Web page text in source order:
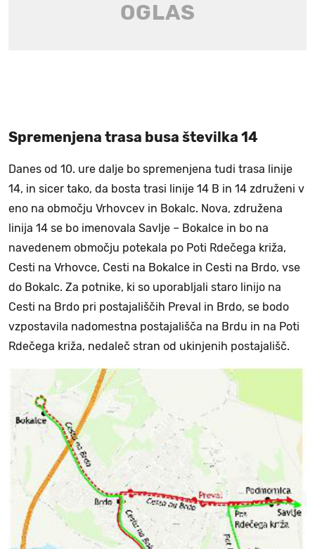
Spremenjena trasa busa številka 14
Danes od 10. ure dalje bo spremenjena tudi trasa linije
14, in sicer tako, da bosta trasi linije 14 B in 14 združeni v
eno na območju Vrhovcev in Bokalc. Nova, združena
linija 14 se bo imenovala Savlje – Bokalce in bo na
navedenem območju potekala po Poti Rdečega križa,
Cesti na Vrhovce, Cesti na Bokalce in Cesti na Brdo, vse
do Bokalc. Za potnike, ki so uporabljali staro linijo na
Cesti na Brdo pri postajališčih Preval in Brdo, se bodo
vzpostavila nadomestna postajališča na Brdu in na Poti
Rdečega križa, nedaleč stran od ukinjenih postajališč.